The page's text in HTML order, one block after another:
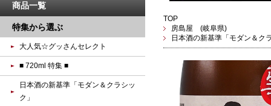
TOP
房島屋 (岐阜県)
日本酒の新基準「モダン＆ク
商品一覧
特集から選ぶ
大人気☆グッさんセレクト
■ 720ml 特集 ■
日本酒の新基準「モダン＆クラシッ
ク」